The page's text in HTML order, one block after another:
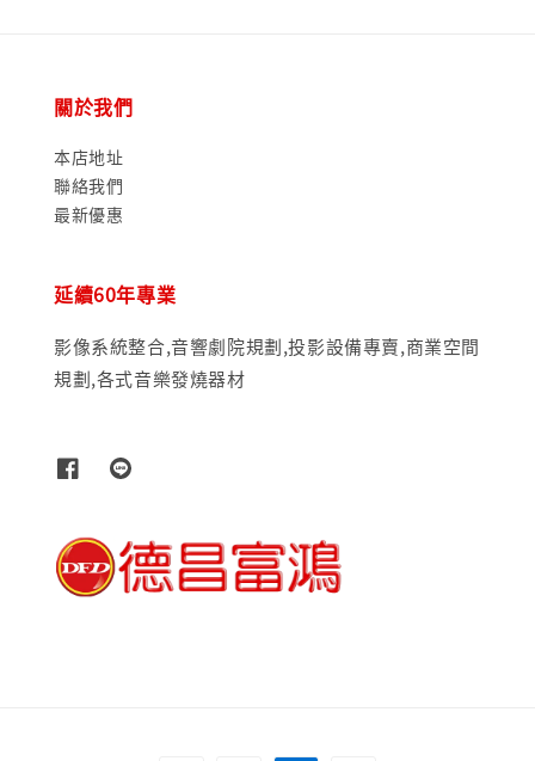
關於我們
本店地址
聯絡我們
最新優惠
延續60年專業
影像系統整合,音響劇院規劃,投影設備專賣,商業空間
規劃,各式音樂發燒器材